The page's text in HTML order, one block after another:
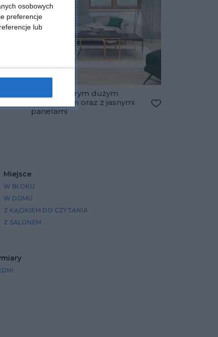
osobowych
preferencje
lub
Dodaj do ulubionych
Salon z szarym dużym
narożnikiem oraz z jasnymi
panelami
Miejsce
W BLOKU
W DOMU
Z KĄCIKIEM DO CZYTANIA
Z SALONEM